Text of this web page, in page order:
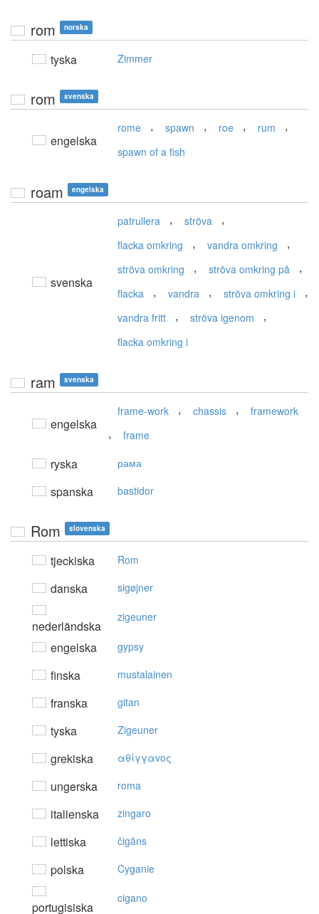
rom norska
tyska Zimmer
rom svenska
engelska
rome , spawn , roe , rum ,
spawn of a fish
roam engelska
svenska
patrullera , ströva ,
flacka omkring , vandra omkring ,
ströva omkring , ströva omkring på ,
flacka , vandra , ströva omkring i ,
vandra fritt , ströva igenom ,
flacka omkring i
ram svenska
engelska
frame-work , chassis , framework
, frame
ryska рама
spanska bastidor
Rom slovenska
tjeckiska Rom
danska sigøjner
nederländska
zigeuner
engelska gypsy
finska mustalainen
franska gitan
tyska Zigeuner
grekiska αθίγγαvoς
ungerska roma
italienska zingaro
lettiska čigāns
polska Cyganie
portugisiska
cigano